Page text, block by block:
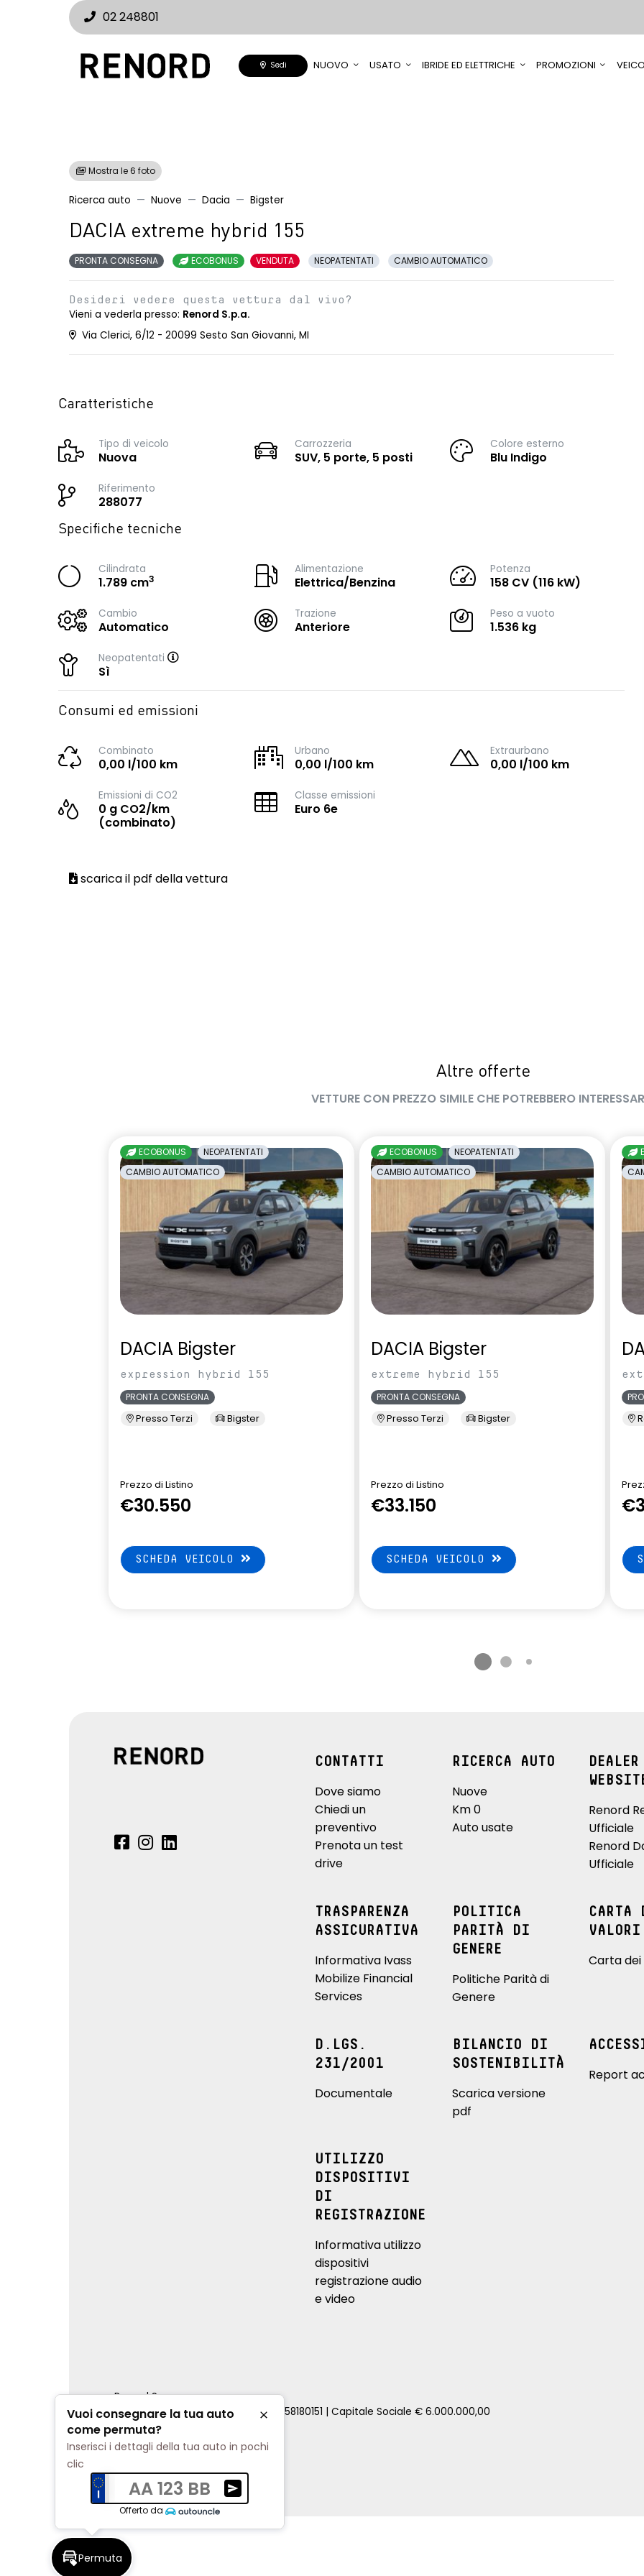
02 248801
Sedi NUOVO USATO IBRIDE ED ELETTRICHE PROMOZIONI
Mostra le 6 foto
Ricerca auto Nuove Dacia Bigster
DACIA extreme hybrid 155
PRONTA CONSEGNA ECOBONUS VENDUTA NEOPATENTATI CAMBIO AUTOMATICO
Desideri vedere questa vettura dal vivo?
Vieni a vederla presso: Renord S.p.a.
Via Clerici, 6/12 - 20099 Sesto San Giovanni, MI
Caratteristiche
Tipo di veicolo
Nuova
Carrozzeria
SUV, 5 porte, 5 posti
Colore esterno
Blu Indigo
Riferimento
288077
Specifiche tecniche
Cilindrata
1.789 cm3
Alimentazione
Elettrica/Benzina
Potenza
158 CV (116 kW)
Cambio
Automatico
Trazione
Anteriore
Peso a vuoto
1.536 kg
Neopatentati
Sì
Consumi ed emissioni
Combinato
0,00 l/100 km
Urbano
0,00 l/100 km
Extraurbano
0,00 l/100 km
Emissioni di CO2
0 g CO2/km
(combinato)
Classe emissioni
Euro 6e
scarica il pdf della vettura
Altre offerte
VETTURE CON PREZZO SIMILE CHE POTREBBERO
ECOBONUS
NEOPATENTATI
CAMBIO AUTOMATICO
DACIA Bigster
expression hybrid 155
PRONTA CONSEGNA
Presso Terzi Bigster
Prezzo di Listino
€30.550
SCHEDA VEICOLO
ECOBONUS
NEOPATENTATI
CAMBIO AUTOMATICO
DACIA Bigster
extreme hybrid 155
PRONTA CONSEGNA
Presso Terzi Bigster
Prezzo di Listino
€33.150
SCHEDA VEICOLO
CONTATTI
Dove siamo
Chiedi un
preventivo
Prenota un test
drive
RICERCA AUTO
Nuove
Km 0
Auto usate
DEALER
Renord
Ufficiale
Renord
Ufficiale
TRASPARENZA
ASSICURATIVA
Informativa Ivass
Mobilize Financial
Services
POLITICA
PARITÀ DI
GENERE
Politiche Parità di
Genere
CARTA
VALORI
Carta dei
D.LGS.
231/2001
Documentale
BILANCIO DI
SOSTENIBILITÀ
Scarica versione
pdf
Report
UTILIZZO
DISPOSITIVI
DI
REGISTRAZIONE
Informativa utilizzo
dispositivi
registrazione audio
e video
Renord S.p.a.
REA Milano 810796 | P.IVA e C.F. 00858180151 | Capitale Sociale € 6.000.000,00
Cookie Policy
Privacy Policy
Impostazioni di tracciamento
Permuta
Vuoi consegnare la tua auto
come permuta?
Chiudi
Inserisci i dettagli della tua auto in pochi
clic
AA 123 BB
Ricevi una valutazione della tua auto senza impegno
Offerto da